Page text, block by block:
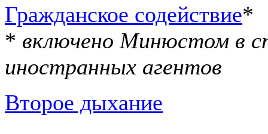
Гражданское содействие*
* включено Минюстом в
иностранных агентов
Второе дыхание